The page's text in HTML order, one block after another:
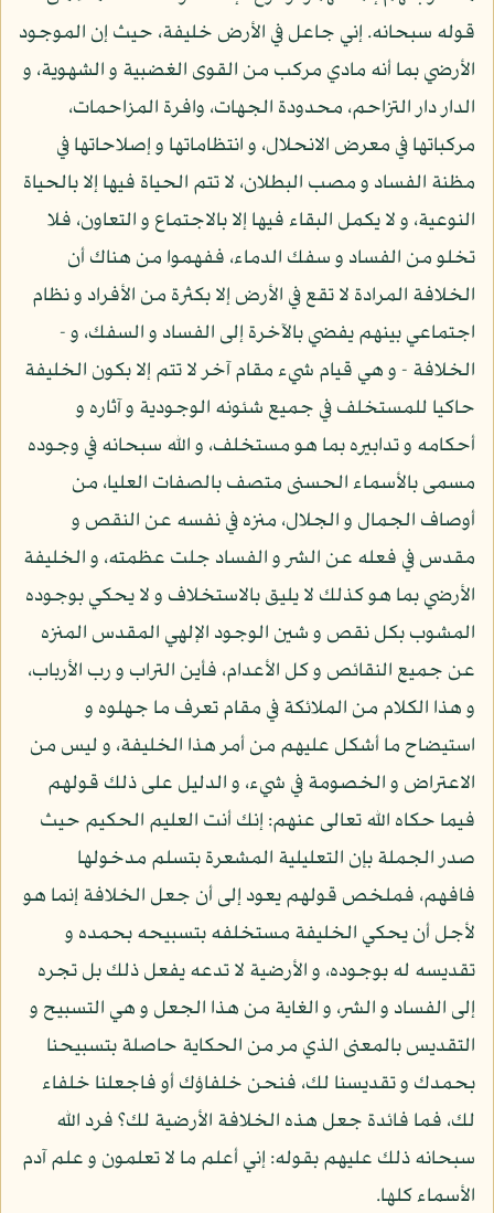
قوله سبحانه. إني جاعل في الأرض خليفة، حيث إن الموجود
الأرضي بما أنه مادي مركب من القوى الغضبية و الشهوية، و
الدار دار التزاحم، محدودة الجهات، وافرة المزاحمات،
مركباتها في معرض الانحلال، و انتظاماتها و إصلاحاتها في
مظنة الفساد و مصب البطلان، لا تتم الحياة فيها إلا بالحياة
النوعية، و لا يكمل البقاء فيها إلا بالاجتماع و التعاون، فلا
تخلو من الفساد و سفك الدماء، ففهموا من هناك أن
الخلافة المرادة لا تقع في الأرض إلا بكثرة من الأفراد و نظام
اجتماعي بينهم يفضي بالآخرة إلى الفساد و السفك، و -
الخلافة - و هي قيام شيء مقام آخر لا تتم إلا بكون الخليفة
حاكيا للمستخلف في جميع شئونه الوجودية و آثاره و
أحكامه و تدابيره بما هو مستخلف، و الله سبحانه في وجوده
مسمى بالأسماء الحسنى متصف بالصفات العليا، من
أوصاف الجمال و الجلال، منزه في نفسه عن النقص و
مقدس في فعله عن الشر و الفساد جلت عظمته، و الخليفة
الأرضي بما هو كذلك لا يليق بالاستخلاف و لا يحكي بوجوده
المشوب بكل نقص و شين الوجود الإلهي المقدس المنزه
عن جميع النقائص و كل الأعدام، فأين التراب و رب الأرباب،
و هذا الكلام من الملائكة في مقام تعرف ما جهلوه و
استيضاح ما أشكل عليهم من أمر هذا الخليفة، و ليس من
الاعتراض و الخصومة في شيء، و الدليل على ذلك قولهم
فيما حكاه الله تعالى عنهم: إنك أنت العليم الحكيم حيث
صدر الجملة بإن التعليلية المشعرة بتسلم مدخولها
فافهم، فملخص قولهم يعود إلى أن جعل الخلافة إنما هو
لأجل أن يحكي الخليفة مستخلفه بتسبيحه بحمده و
تقديسه له بوجوده، و الأرضية لا تدعه يفعل ذلك بل تجره
إلى الفساد و الشر، و الغاية من هذا الجعل و هي التسبيح و
التقديس بالمعنى الذي مر من الحكاية حاصلة بتسبيحنا
بحمدك و تقديسنا لك، فنحن خلفاؤك أو فاجعلنا خلفاء
لك، فما فائدة جعل هذه الخلافة الأرضية لك؟ فرد الله
سبحانه ذلك عليهم بقوله: إني أعلم ما لا تعلمون و علم آدم
الأسماء كلها.